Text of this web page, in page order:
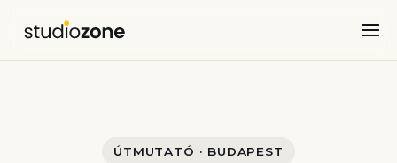
ÚTMUTATÓ · BUDAPEST